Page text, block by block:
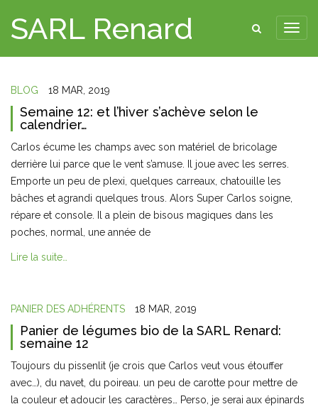
SARL Renard
BLOG 18 MAR, 2019
Semaine 12: et l’hiver s’achève selon le
calendrier…
Carlos écume les champs avec son matériel de bricolage
derrière lui parce que le vent s’amuse. Il joue avec les serres.
Emporte un peu de plexi, quelques carreaux, chatouille les
bâches et agrandi quelques trous. Alors Super Carlos soigne,
répare et console. Il a plein de bisous magiques dans les
poches, normal, une année de
Lire la suite…
PANIER DES ADHÉRENTS 18 MAR, 2019
Panier de légumes bio de la SARL Renard:
semaine 12
Toujours du pissenlit (je crois que Carlos veut vous étouffer
avec…), du navet, du poireau. un peu de carotte pour mettre de
la couleur et adoucir les caractères… Perso, je serai aux épinards